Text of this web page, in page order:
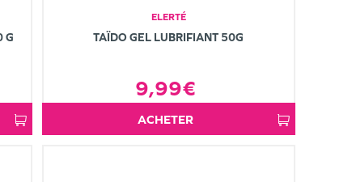
G
ELERTÉ
TAÏDO GEL LUBRIFIANT 50G
9,99€
ACHETER